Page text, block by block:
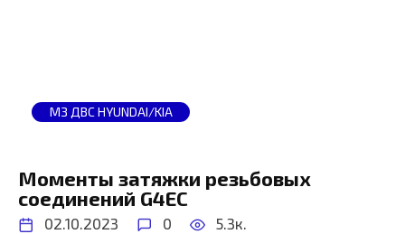
МЗ ДВС HYUNDAI/KIA
Моменты затяжки резьбовых
соединений G4EC
02.10.2023 0 5.3к.